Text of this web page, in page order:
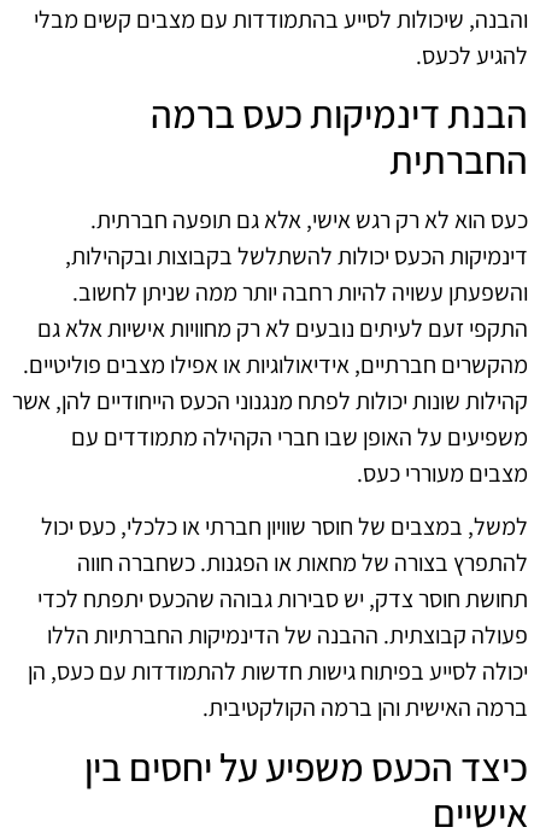
והבנה, שיכולות לסייע בהתמודדות עם מצבים קשים מבלי
להגיע לכעס.
הבנת דינמיקות כעס ברמה
החברתית
כעס הוא לא רק רגש אישי, אלא גם תופעה חברתית.
דינמיקות הכעס יכולות להשתלשל בקבוצות ובקהילות,
והשפעתן עשויה להיות רחבה יותר ממה שניתן לחשוב.
התקפי זעם לעיתים נובעים לא רק מחוויות אישיות אלא גם
מהקשרים חברתיים, אידיאולוגיות או אפילו מצבים פוליטיים.
קהילות שונות יכולות לפתח מנגנוני הכעס הייחודיים להן, אשר
משפיעים על האופן שבו חברי הקהילה מתמודדים עם
מצבים מעוררי כעס.
למשל, במצבים של חוסר שוויון חברתי או כלכלי, כעס יכול
להתפרץ בצורה של מחאות או הפגנות. כשחברה חווה
תחושת חוסר צדק, יש סבירות גבוהה שהכעס יתפתח לכדי
פעולה קבוצתית. ההבנה של הדינמיקות החברתיות הללו
יכולה לסייע בפיתוח גישות חדשות להתמודדות עם כעס, הן
ברמה האישית והן ברמה הקולקטיבית.
כיצד הכעס משפיע על יחסים בין
אישיים